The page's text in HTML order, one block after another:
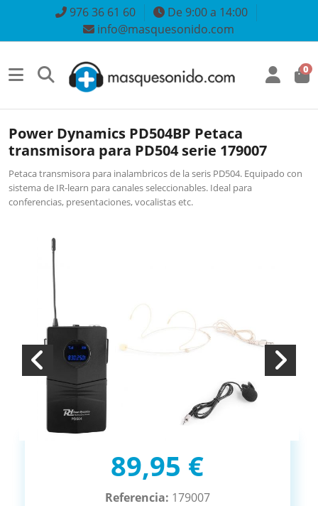
976 36 61 60
De 9:00 a 14:00
info@masquesonido.com
0
Power Dynamics PD504BP Petaca
transmisora para PD504 serie 179007
Petaca transmisora para inalambricos de la seris PD504. Equipado con
sistema de IR-learn para canales seleccionables. Ideal para
conferencias, presentaciones, vocalistas etc.
89,95 €
Referencia: 179007